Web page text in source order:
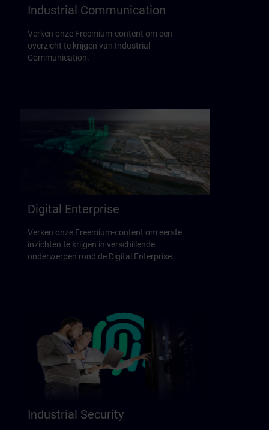
Industrial Communication
Verken onze Freemium-content om een
overzicht te krijgen van Industrial
Communication.
Digital Enterprise
Verken onze Freemium-content om eerste
inzichten te krijgen in verschillende
onderwerpen rond de Digital Enterprise.
Industrial Security